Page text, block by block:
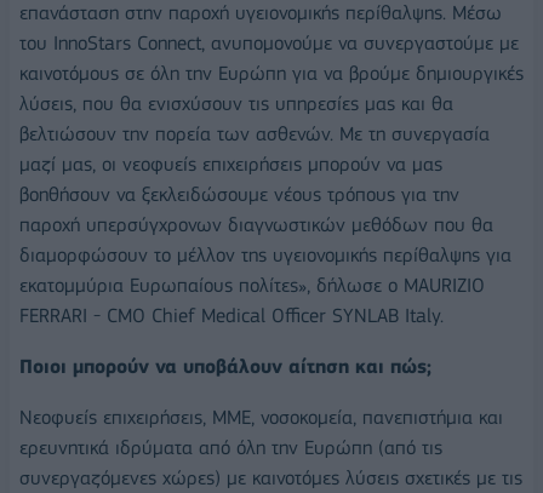
επανάσταση στην παροχή υγειονομικής περίθαλψης. Μέσω
του InnoStars Connect, ανυπομονούμε να συνεργαστούμε με
καινοτόμους σε όλη την Ευρώπη για να βρούμε δημιουργικές
λύσεις, που θα ενισχύσουν τις υπηρεσίες μας και θα
βελτιώσουν την πορεία των ασθενών. Με τη συνεργασία
μαζί μας, οι νεοφυείς επιχειρήσεις μπορούν να μας
βοηθήσουν να ξεκλειδώσουμε νέους τρόπους για την
παροχή υπερσύγχρονων διαγνωστικών μεθόδων που θα
διαμορφώσουν το μέλλον της υγειονομικής περίθαλψης για
εκατομμύρια Ευρωπαίους πολίτες», δήλωσε ο MAURIZIO
FERRARI - CMO Chief Medical Officer SYNLAB Italy.
Ποιοι μπορούν να υποβάλουν αίτηση και πώς;
Νεοφυείς επιχειρήσεις, ΜΜΕ, νοσοκομεία, πανεπιστήμια και
ερευνητικά ιδρύματα από όλη την Ευρώπη (από τις
συνεργαζόμενες χώρες) με καινοτόμες λύσεις σχετικές με τις